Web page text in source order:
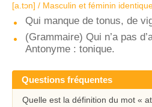
[a.tɔn] / Masculin et féminin
Qui manque de tonus, de
(Grammaire) Qui n’a pas
Antonyme : tonique.
Questions fréquentes
Quelle est la définition du mot «